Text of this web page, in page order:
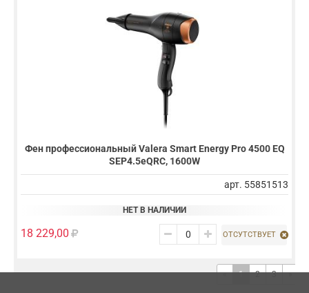
Фен профессиональный Valera Smart Energy Pro 4500 EQ
SEP4.5eQRC, 1600W
арт. 55851513
НЕТ В НАЛИЧИИ
18 229,00 ОТСУТСТВУЕТ
« 1 2 3 »